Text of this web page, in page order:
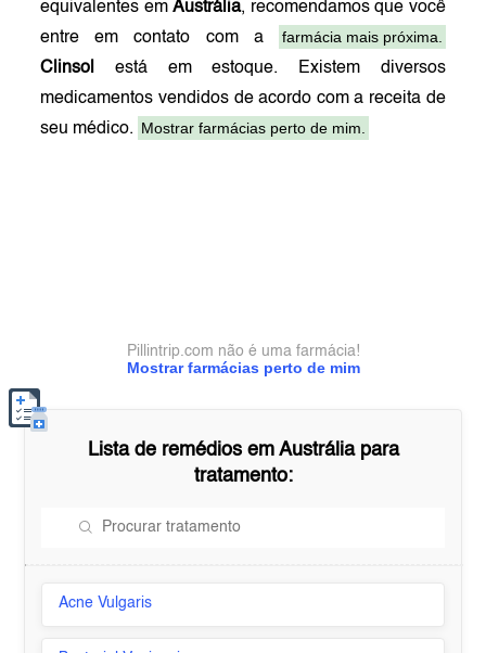
equivalentes emAustrália, recomendamos que você
entre em contato com a
farmácia mais próxima.
Clinsol
está em estoque. Existem diversos
medicamentos vendidos de acordo com a receita de
seu médico. Mostrar farmácias perto de mim.
Mostrar farmácias perto de mim
Pillintrip.com não é uma farmácia!
Lista de remédios em Austráliapara
tratamento:
Acne Vulgaris